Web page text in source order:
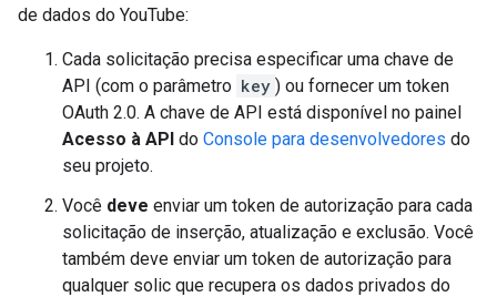
de dados do YouTube:
Cada solicitação precisa especificar uma chave de
API (com o parâmetro key ) ou fornecer um token
OAuth 2.0. A chave de API está disponível no painel
Acesso à API do Console para desenvolvedores do
seu projeto.
Você deve enviar um token de autorização para cada
solicitação de inserção, atualização e exclusão. Você
também deve enviar um token de autorização para
qualquer solic que recupera os dados privados do